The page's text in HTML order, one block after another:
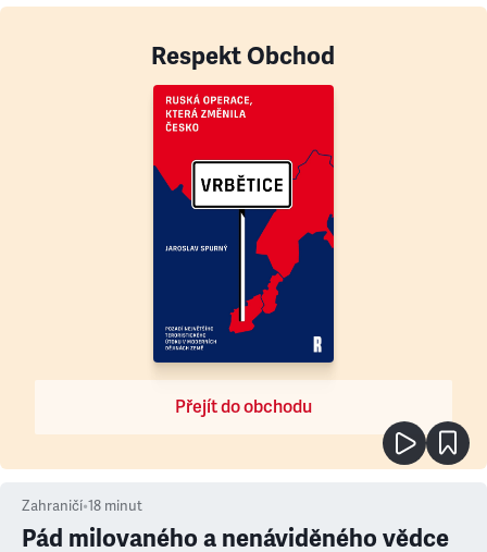
Respekt Obchod
Přejít do obchodu
Zahraničí•18 minut
Pád milovaného a nenáviděného vědce